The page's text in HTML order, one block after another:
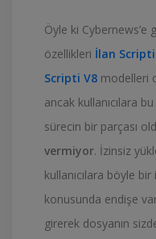
Öyle ki
özellikleri İlan
Scripti V8 modelleri
ancak kullanıcılara
sürecin bir parçası
vermiyor. İzinsiz
kullanıcılara böyle
konusunda endişe
girerek dosyanın